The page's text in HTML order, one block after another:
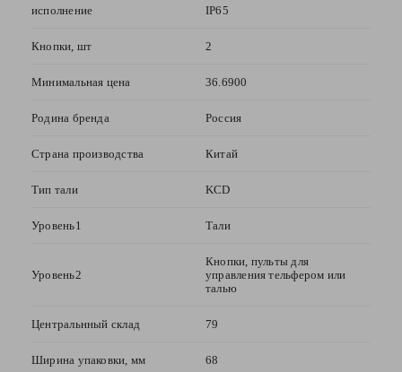
исполнение IP65
Кнопки, шт 2
Минимальная цена 36.6900
Родина бренда Россия
Страна производства Китай
Тип тали KCD
Уровень1 Тали
Уровень2
Кнопки, пульты для
управления тельфером или
талью
Центральнный склад 79
Ширина упаковки, мм 68
конфиденциальности